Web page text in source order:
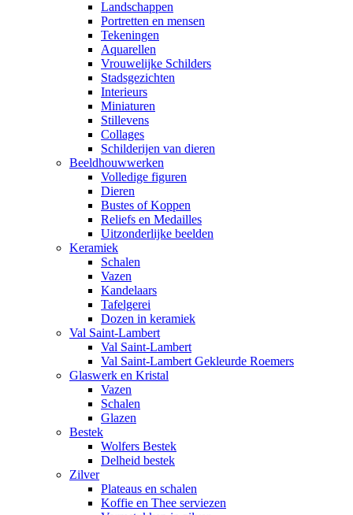
Landschappen
Portretten en mensen
Tekeningen
Aquarellen
Vrouwelijke Schilders
Stadsgezichten
Interieurs
Miniaturen
Stillevens
Collages
Schilderijen van dieren
Beeldhouwwerken
Volledige figuren
Dieren
Bustes of Koppen
Reliefs en Medailles
Uitzonderlijke beelden
Keramiek
Schalen
Vazen
Kandelaars
Tafelgerei
Dozen in keramiek
Val Saint-Lambert
Val Saint-Lambert
Val Saint-Lambert Gekleurde Roemers
Glaswerk en Kristal
Vazen
Schalen
Glazen
Bestek
Wolfers Bestek
Delheid bestek
Zilver
Plateaus en schalen
Koffie en Thee serviezen